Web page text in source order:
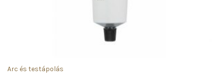
Arc és testápolás